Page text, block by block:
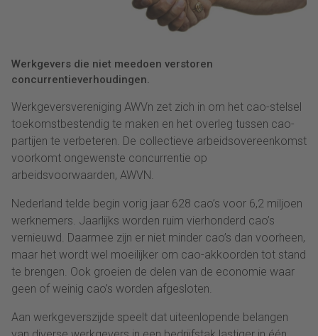
Werkgevers die niet meedoen verstoren
concurrentieverhoudingen.
Werkgeversvereniging AWVn zet zich in om het cao-stelsel
toekomstbestendig te maken en het overleg tussen cao-
partijen te verbeteren. De collectieve arbeidsovereenkomst
voorkomt ongewenste concurrentie op
arbeidsvoorwaarden, AWVN.
Nederland telde begin vorig jaar 628 cao’s voor 6,2 miljoen
werknemers. Jaarlijks worden ruim vierhonderd cao’s
vernieuwd. Daarmee zijn er niet minder cao’s dan voorheen,
maar het wordt wel moeilijker om cao-akkoorden tot stand
te brengen. Ook groeien de delen van de economie waar
geen of weinig cao’s worden afgesloten.
Aan werkgeverszijde speelt dat uiteenlopende belangen